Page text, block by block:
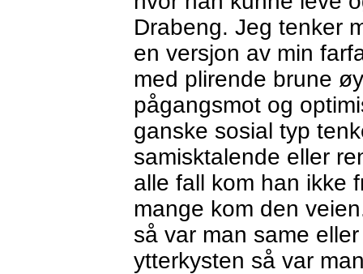
Drabeng. Jeg tenker
en versjon av min
med plirende brune
pågangsmot og
ganske sosial typ
samisktalende eller
alle fall kom han ikke
mange kom den
så var man same
ytterkysten så var